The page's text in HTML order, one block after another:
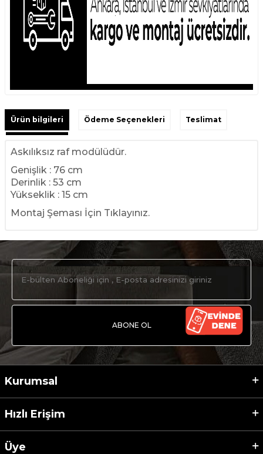
Ürün bilgileri Ödeme Seçenekleri Teslimat
Askılıksız raf modülüdür.
Genişlik : 76 cm
Derinlik : 53 cm
Yükseklik : 15 cm
Montaj Şeması İçin Tıklayınız.
ABONE OL
Kurumsal
Hızlı Erişim
Üye